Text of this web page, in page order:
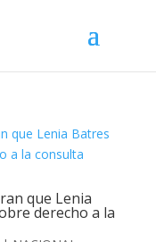
que Lenia
derecho a la